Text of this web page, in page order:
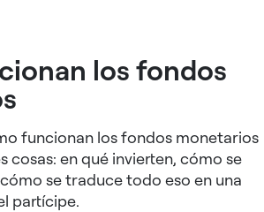
los fondos
funcionan los fondos monetarios
cosas: en qué invierten, cómo se
se traduce todo eso en una
partícipe.